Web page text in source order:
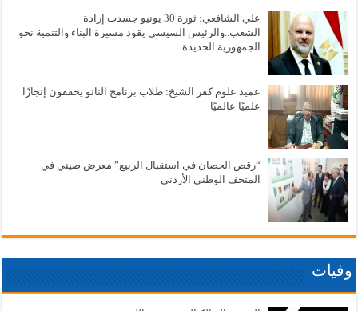
علي الشافعي: ثورة 30 يونيو جسدت إرادة
الشعب..والرئيس السيسي يقود مسيرة البناء والتنمية نحو
الجمهورية الجديدة
عميد علوم كفر الشيخ: طلاب برنامج النانو يحققون إنجازًا
علميًا عالميًا
“رقص الحصان في استقبال الربيع” معرض صيني في
المتحف الوطني الأردني
وفيات